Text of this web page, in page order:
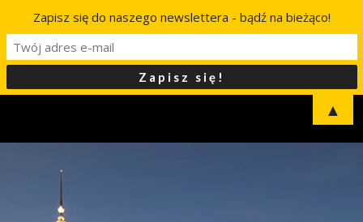
Zapisz się do naszego newslettera - bądź na bieżąco!
▲